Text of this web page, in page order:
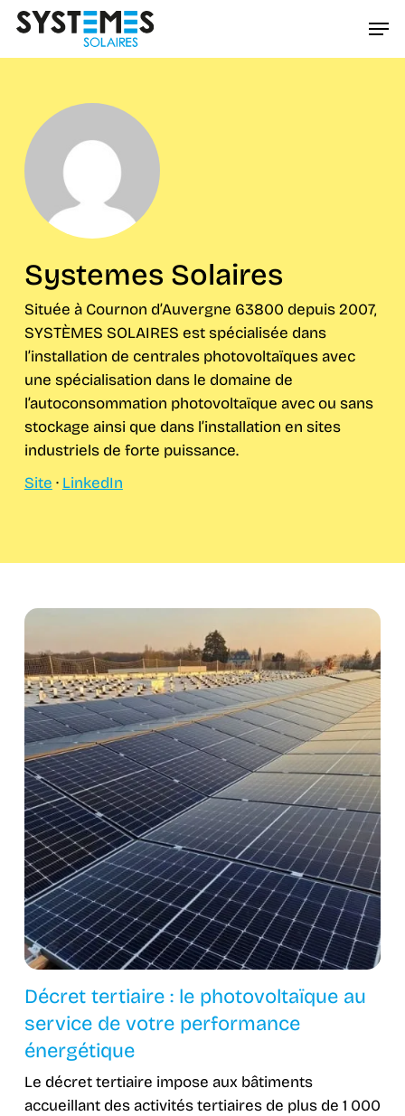
Passer
contenu
Systemes Solaires
Située à Cournon d’Auvergne 63800 depuis 2007,
SYSTÈMES SOLAIRES est spécialisée dans
l’installation de centrales photovoltaïques avec
une spécialisation dans le domaine de
l’autoconsommation photovoltaïque avec ou sans
stockage ainsi que dans l’installation en sites
industriels de forte puissance.
Site · LinkedIn
Décret tertiaire : le photovoltaïque au
service de votre performance
énergétique
Le décret tertiaire impose aux bâtiments
accueillant des activités tertiaires de plus de 1 000